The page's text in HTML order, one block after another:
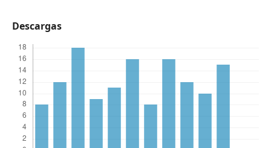
Descargas